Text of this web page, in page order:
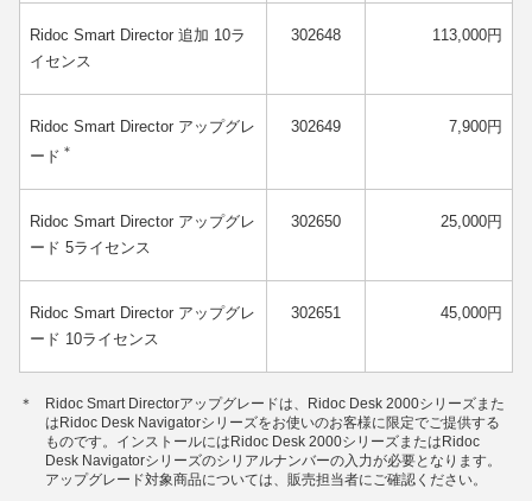
Ridoc Smart Director 追加 10ラ
イセンス
302648 113,000円
Ridoc Smart Director アップグレ
ード ＊
302649 7,900円
Ridoc Smart Director アップグレ
ード 5ライセンス
302650 25,000円
Ridoc Smart Director アップグレ
ード 10ライセンス
302651 45,000円
＊
Ridoc Smart Directorアップグレードは、Ridoc Desk 2000シリーズまた
はRidoc Desk Navigatorシリーズをお使いのお客様に限定でご提供する
ものです。インストールにはRidoc Desk 2000シリーズまたはRidoc
Desk Navigatorシリーズのシリアルナンバーの入力が必要となります。
アップグレード対象商品については、販売担当者にご確認ください。